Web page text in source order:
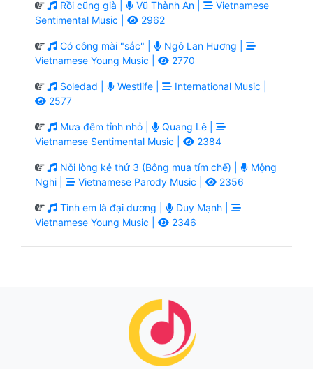
Rồi cũng già | Vũ Thành An |
Vietnamese
Sentimental Music |
2962
Có công mài "sắc" |
Ngô Lan Hương |
Vietnamese Young Music |
2770
Soledad | Westlife |
International Music |
2577
Mưa đêm tỉnh nhỏ |
Quang Lê |
Vietnamese Sentimental Music |
2384
Nỗi lòng kẻ thứ 3 (Bông mua tím chế) |
Mộng
Nghi |
Vietnamese Parody Music | 2356
Tình em là đại dương |
Duy Mạnh |
Vietnamese Young Music |
2346